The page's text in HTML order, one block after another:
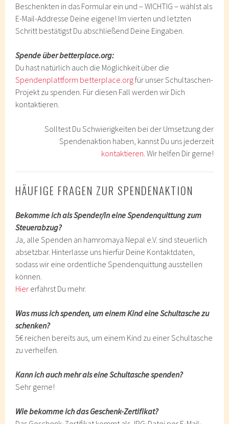
Beschenkten in das Formular ein und – WICHTIG – wählst als
E-Mail-Addresse Deine eigene! Im vierten und letzten
Schritt bestätigst Du abschließend Deine Eingaben.
Spende über betterplace.org:
Du hast natürlich auch die Möglichkeit über die
Spendenplattform betterplace.orgfür unser Schultaschen-
Projekt zu spenden. Für diesen Fall werden wir Dich
kontaktieren.
Solltest Du Schwierigkeiten bei der Umsetzung der
Spendenaktion haben, kannst Du uns jederzeit
kontaktieren. Wir helfen Dir gerne!
HÄUFIGE FRAGEN ZUR SPENDENAKTION
Bekomme ich als Spender/in eine Spendenquittung zum
Steuerabzug?
Ja, alle Spenden an hamromaya Nepal e.V. sind steuerlich
absetzbar. Hinterlasse uns hierfür Deine Kontaktdaten,
sodass wir eine ordentliche Spendenquittung ausstellen
können.
Hier erfährst Du mehr.
Was muss ich spenden, um einem Kind eine Schultasche zu
schenken?
5€ reichen bereits aus, um einem Kind zu einer Schultasche
zu verhelfen.
Kann ich auch mehr als eine Schultasche spenden?
Sehr gerne!
Wie bekomme ich das Geschenk-Zertifikat?